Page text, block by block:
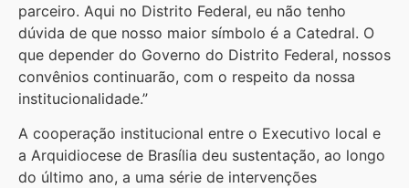
parceiro. Aqui no Distrito Federal, eu não tenho
dúvida de que nosso maior símbolo é a Catedral. O
que depender do Governo do Distrito Federal, nossos
convênios continuarão, com o respeito da nossa
institucionalidade.”
A cooperação institucional entre o Executivo local e
a Arquidiocese de Brasília deu sustentação, ao longo
do último ano, a uma série de intervenções